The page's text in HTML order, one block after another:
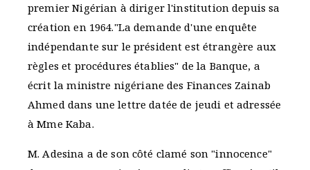
premier Nigérian à diriger l'institution depuis sa
création en 1964."La demande d'une enquête
indépendante sur le président est étrangère aux
règles et procédures établies" de la Banque, a
écrit la ministre nigériane des Finances Zainab
Ahmed dans une lettre datée de jeudi et adressée
à Mme Kaba.
M. Adesina a de son côté clamé son "innocence"